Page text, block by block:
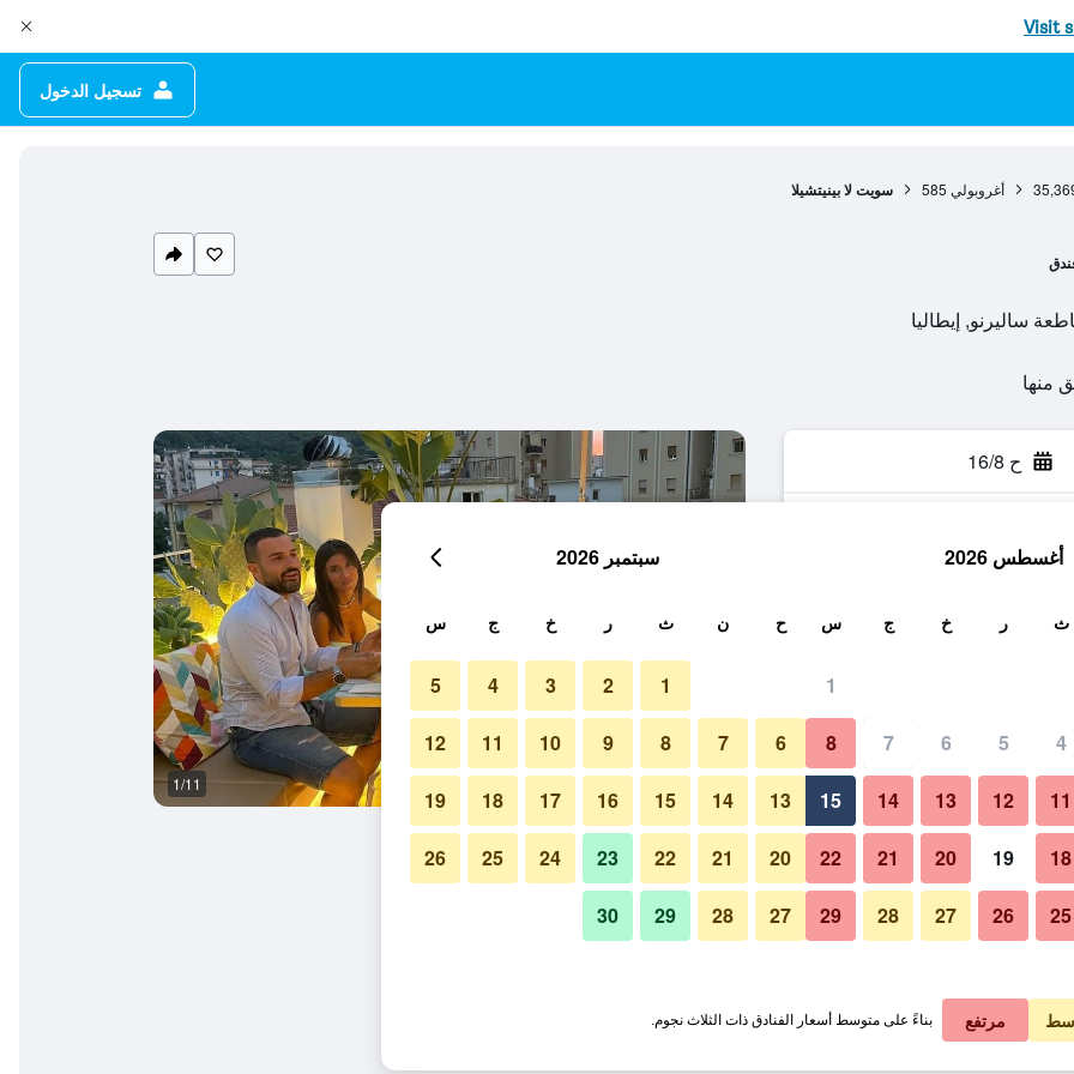
Visit
تسجيل الدخول
أغروبولي 585 سويت لا بينيتشيلا
ح 16/8
في الليلة
﷼ عرض الصفقة
1/11
صور لـ سويت لا بينيتشيلا
أغسطس 2026
ث ر خ ج س
1
4
5
6
7
8
11
12
13
14
15
18
19
20
21
22
25
26
27
28
29
سبتمبر 2026
ح ن ث ر خ ج س
1
2
3
4
5
6
7
8
9
10
11
12
13
14
15
16
17
18
19
20
21
22
23
24
25
26
27
28
29
30
مرتفع بناءً على متوسط أسعار الفنادق ذات الثلاث نجوم.